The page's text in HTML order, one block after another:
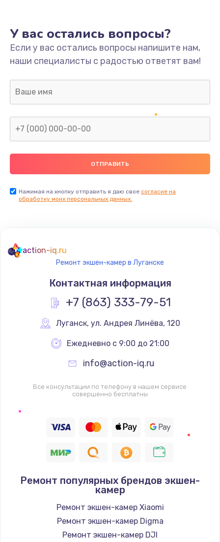
У вас остались вопросы?
Если у вас остались вопросы напишите нам,
наши специалисты с радостью ответят вам!
Нажимая на кнопку отправить я даю свое согласие на
обработку моих персональных данных.
action-iq.ru
Ремонт экшен-камер в Луганске
Контактная информация
+7 (863) 333-79-51
Луганск, ул. Андрея Линёва, 120
Ежедневно с 9:00 до 21:00
info@action-iq.ru
Все консультации по телефону в нашем сервисе
совершенно бесплатны
Ремонт популярных брендов экшен-
камер
Ремонт экшен-камер Xiaomi
Ремонт экшен-камер Digma
Ремонт экшен-камер DJI